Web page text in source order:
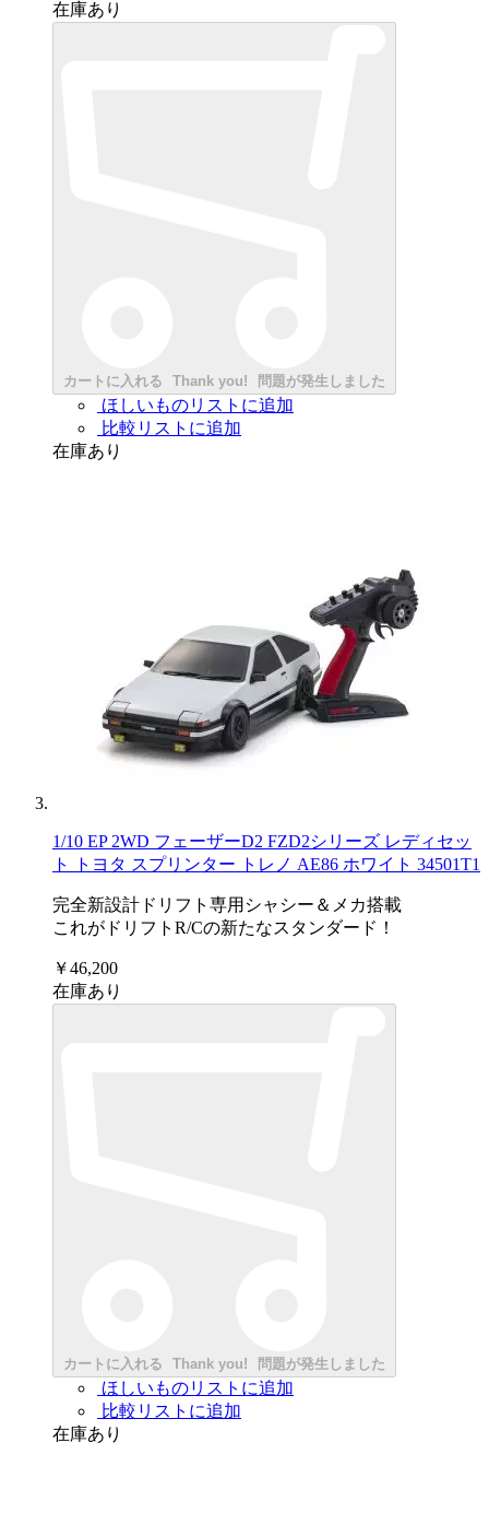
在庫あり
カートに入れる Thank you! 問題が発生しました
ほしいものリストに追加
比較リストに追加
在庫あり
1/10 EP 2WD フェーザーD2 FZD2シリーズ レディセッ
ト トヨタ スプリンター トレノ AE86 ホワイト 34501T1
完全新設計ドリフト専用シャシー＆メカ搭載
これがドリフトR/Cの新たなスタンダード！
￥46,200
在庫あり
カートに入れる Thank you! 問題が発生しました
ほしいものリストに追加
比較リストに追加
在庫あり